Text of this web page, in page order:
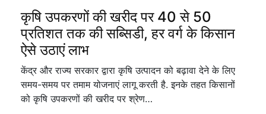
कृषि उपकरणों की खरीद पर 40 से 50
प्रतिशत तक की सब्सिडी, हर वर्ग के किसान
ऐसे उठाएं लाभ
केंद्र और राज्य सरकार द्वारा कृषि उत्पादन को बढ़ावा देने के लिए
समय-समय पर तमाम योजनाएं लागू करती है. इनके तहत किसानों
को कृषि उपकरणों की खरीद पर श्रेण…